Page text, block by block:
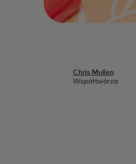
Chris Mullen
Współtwórca